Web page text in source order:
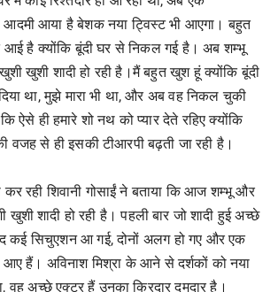
आदमी आया है बेशक नया ट्विस्ट भी आएगा। बहुत
आई है क्योंकि बूंदी घर से निकल गई है। अब शम्भू
खुशी शादी हो रही है।मैं बहुत खुश हूं क्योंकि बूंदी
था, मुझे मारा भी था, और अब वह निकल चुकी
ऐसे ही हमारे शो नथ को प्यार देते रहिए क्योंकि
वजह से ही इसकी टीआरपी बढ़ती जा रही है।
रही शिवानी गोसाईं ने बताया कि आज शम्भू और
खुशी शादी हो रही है। पहली बार जो शादी हुई अच्छे
कई सिचुएशन आ गई, दोनों अलग हो गए और एक
आए हैं। अविनाश मिश्रा के आने से दर्शकों को नया
अच्छे एक्टर हैं उनका किरदार दमदार है।